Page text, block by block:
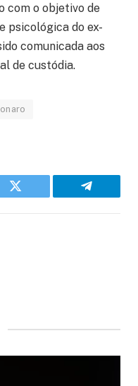
com o objetivo de
psicológica do ex-
comunicada aos
de custódia.
Twitter Telegram